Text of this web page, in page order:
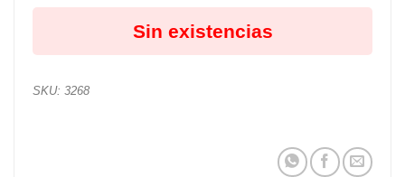
Sin existencias
SKU: 3268